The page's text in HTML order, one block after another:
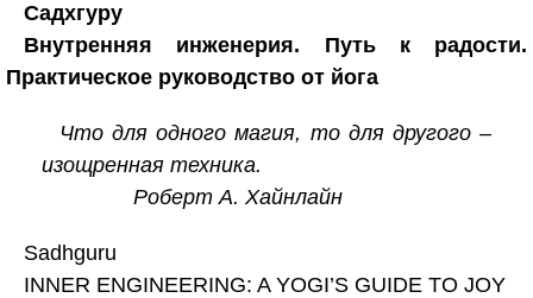
Садхгуру
Внутренняя инженерия. Путь к радости.
Практическое руководство от йога
Что для одного магия, то для другого –
изощренная техника.
Роберт А. Хайнлайн
Sadhguru
INNER ENGINEERING: A YOGI’S GUIDE TO JOY